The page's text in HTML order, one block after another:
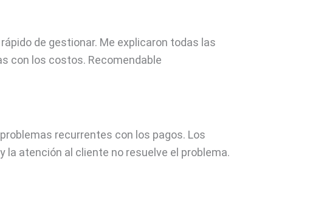
de gestionar. Me explicaron todas las
con los costos. Recomendable
recurrentes con los pagos. Los
atención al cliente no resuelve el problema.